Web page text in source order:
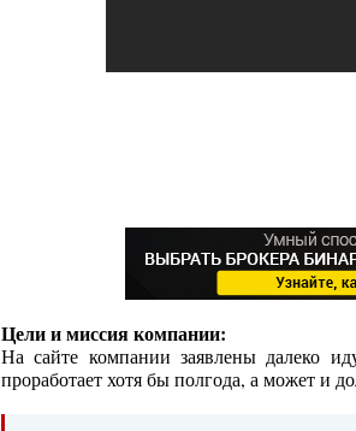
Цели и миссия компании:
На сайте компании заявлены далеко
проработает хотя бы полгода, а может и